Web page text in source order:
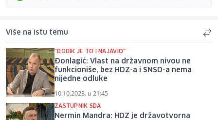
Više na istu temu
"DODIK JE TO I NAJAVIO"
Đonlagić: Vlast na državnom nivou ne
funkcioniše, bez HDZ-a i SNSD-a nema
nijedne odluke
10.10.2023. u 21:45
ZASTUPNIK SDA
Nermin Mandra: HDZ je državotvorna